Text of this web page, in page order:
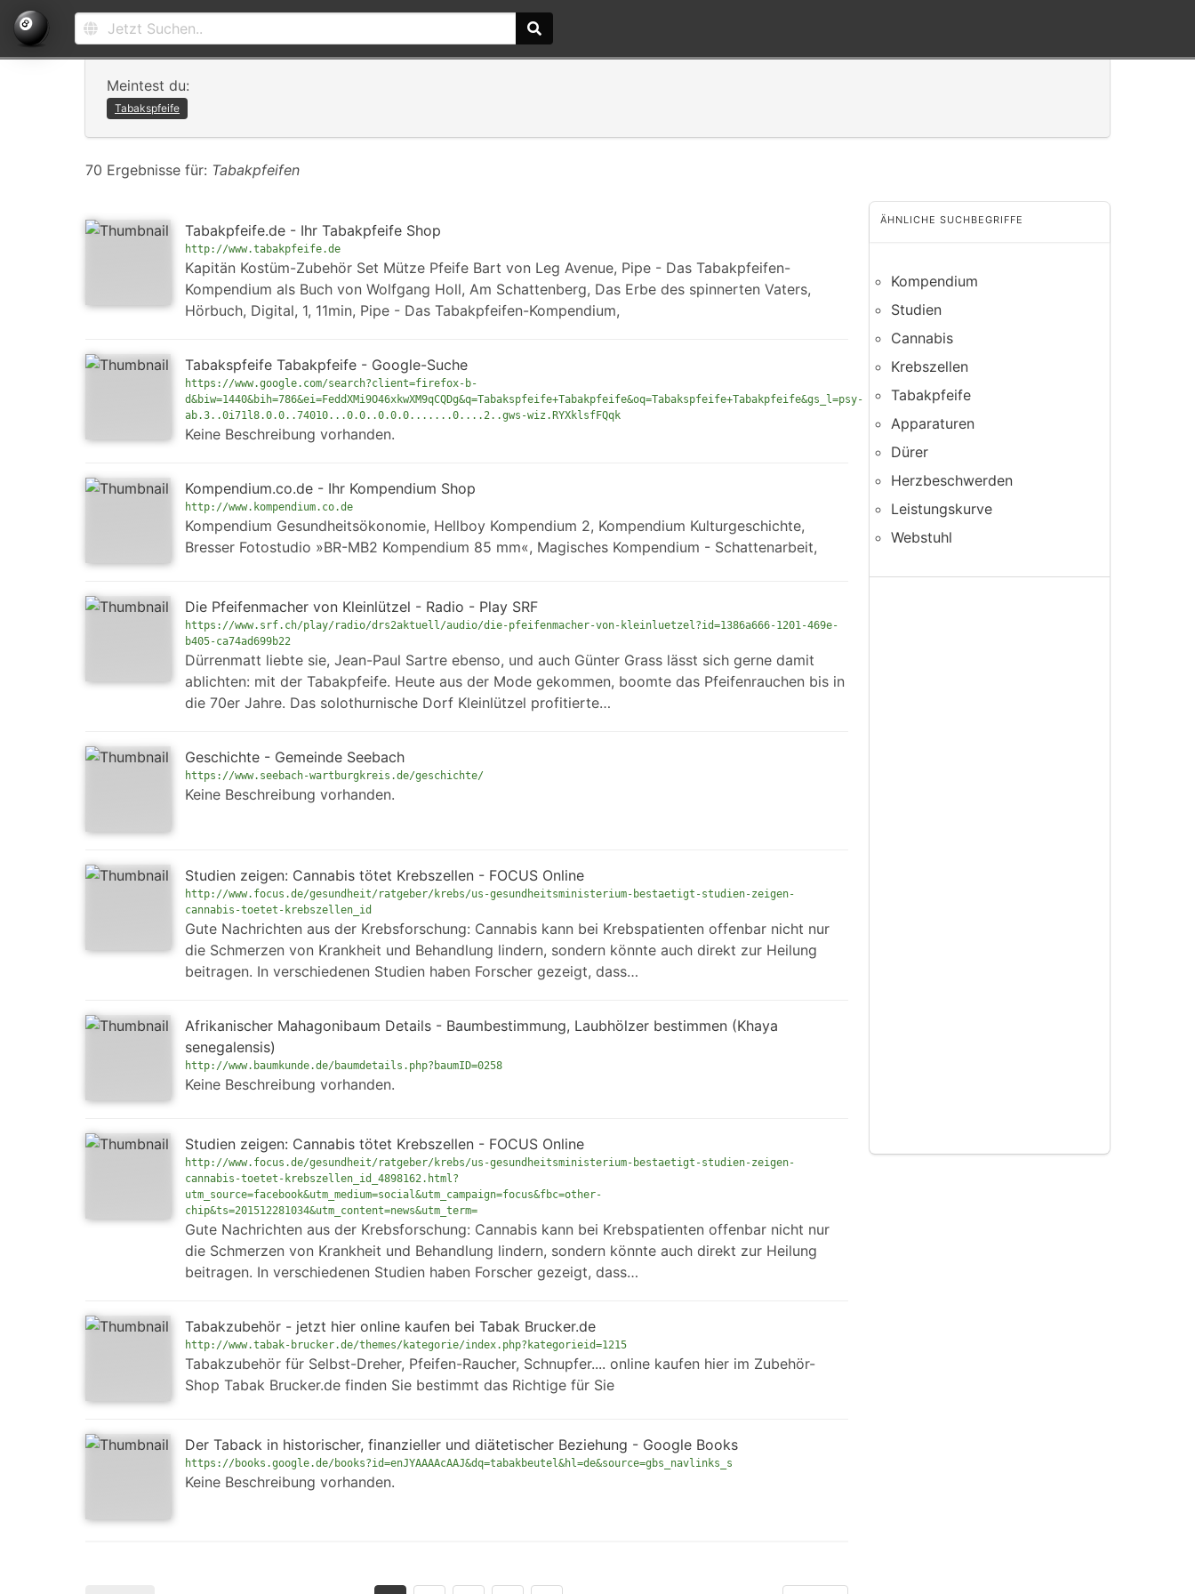
Meintest du:
Tabakspfeife
70 Ergebnisse für: Tabakpfeifen
Tabakpfeife.de - Ihr Tabakpfeife Shop
http://www.tabakpfeife.de
Kapitän Kostüm-Zubehör Set Mütze Pfeife Bart von Leg Avenue, Pipe - Das Tabakpfeifen-
Kompendium als Buch von Wolfgang Holl, Am Schattenberg, Das Erbe des spinnerten Vaters,
Hörbuch, Digital, 1, 11min, Pipe - Das Tabakpfeifen-Kompendium,
Tabakspfeife Tabakpfeife - Google-Suche
https://www.google.com/search?client=firefox-b-
d&biw=1440&bih=786&ei=FeddXMi9O46xkwXM9qCQDg&q=Tabakspfeife+Tabakpfeife&oq=Tabakspfeife+Tabakpfeife&gs_l=psy-
ab.3..0i71l8.0.0..74010...0.0..0.0.0.......0....2..gws-wiz.RYXklsfFQqk
Keine Beschreibung vorhanden.
Kompendium.co.de - Ihr Kompendium Shop
http://www.kompendium.co.de
Kompendium Gesundheitsökonomie, Hellboy Kompendium 2, Kompendium Kulturgeschichte,
Bresser Fotostudio »BR-MB2 Kompendium 85 mm«, Magisches Kompendium - Schattenarbeit,
Die Pfeifenmacher von Kleinlützel - Radio - Play SRF
https://www.srf.ch/play/radio/drs2aktuell/audio/die-pfeifenmacher-von-kleinluetzel?id=1386a666-1201-469e-
b405-ca74ad699b22
Dürrenmatt liebte sie, Jean-Paul Sartre ebenso, und auch Günter Grass lässt sich gerne damit
ablichten: mit der Tabakpfeife. Heute aus der Mode gekommen, boomte das Pfeifenrauchen bis in
die 70er Jahre. Das solothurnische Dorf Kleinlützel profitierte…
Geschichte - Gemeinde Seebach
https://www.seebach-wartburgkreis.de/geschichte/
Keine Beschreibung vorhanden.
Studien zeigen: Cannabis tötet Krebszellen - FOCUS Online
http://www.focus.de/gesundheit/ratgeber/krebs/us-gesundheitsministerium-bestaetigt-studien-zeigen-
cannabis-toetet-krebszellen_id
Gute Nachrichten aus der Krebsforschung: Cannabis kann bei Krebspatienten offenbar nicht nur
die Schmerzen von Krankheit und Behandlung lindern, sondern könnte auch direkt zur Heilung
beitragen. In verschiedenen Studien haben Forscher gezeigt, dass…
Afrikanischer Mahagonibaum Details - Baumbestimmung, Laubhölzer bestimmen (Khaya
senegalensis)
http://www.baumkunde.de/baumdetails.php?baumID=0258
Keine Beschreibung vorhanden.
Studien zeigen: Cannabis tötet Krebszellen - FOCUS Online
http://www.focus.de/gesundheit/ratgeber/krebs/us-gesundheitsministerium-bestaetigt-studien-zeigen-
cannabis-toetet-krebszellen_id_4898162.html?
utm_source=facebook&utm_medium=social&utm_campaign=focus&fbc=other-
chip&ts=201512281034&utm_content=news&utm_term=
Gute Nachrichten aus der Krebsforschung: Cannabis kann bei Krebspatienten offenbar nicht nur
die Schmerzen von Krankheit und Behandlung lindern, sondern könnte auch direkt zur Heilung
beitragen. In verschiedenen Studien haben Forscher gezeigt, dass…
Tabakzubehör - jetzt hier online kaufen bei Tabak Brucker.de
http://www.tabak-brucker.de/themes/kategorie/index.php?kategorieid=1215
Tabakzubehör für Selbst-Dreher, Pfeifen-Raucher, Schnupfer.... online kaufen hier im Zubehör-
Shop Tabak Brucker.de finden Sie bestimmt das Richtige für Sie
Der Taback in historischer, finanzieller und diätetischer Beziehung - Google Books
https://books.google.de/books?id=enJYAAAAcAAJ&dq=tabakbeutel&hl=de&source=gbs_navlinks_s
Keine Beschreibung vorhanden.
ÄHNLICHE SUCHBEGRIFFE
Kompendium
Studien
Cannabis
Krebszellen
Tabakpfeife
Apparaturen
Dürer
Herzbeschwerden
Leistungskurve
Webstuhl